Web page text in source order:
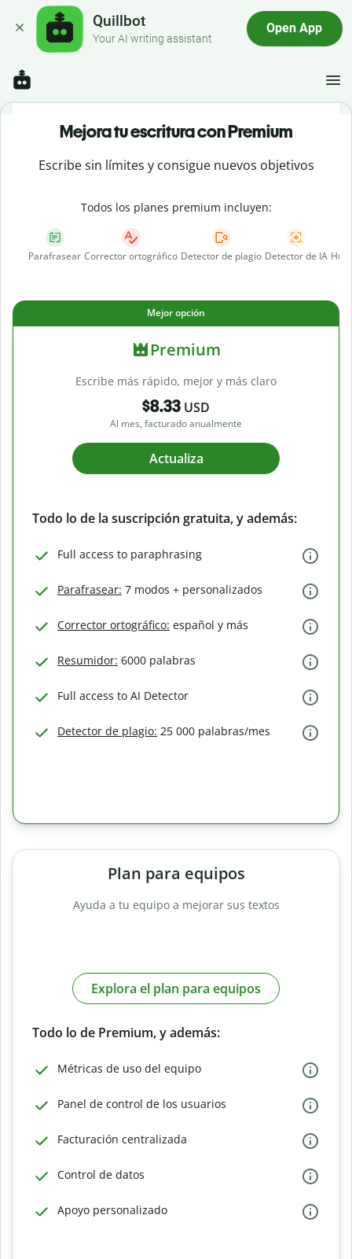
Quillbot
Your AI writing assistant
Open App
Mejora tu escritura con Premium
Escribe sin límites y consigue nuevos objetivos
Todos los planes premium incluyen:
Parafrasear Corrector ortográfico Detector de plagio Detector de IA
Mejor opción
Premium
Escribe más rápido, mejor y más claro
$8.33 USD
Al mes, facturado anualmente
Actualiza
Todo lo de la suscripción gratuita, y además:
Full access to paraphrasing
Parafrasear: 7 modos + personalizados
Corrector ortográfico: español y más
Resumidor: 6000 palabras
Full access to AI Detector
Detector de plagio: 25 000 palabras/mes
Plan para equipos
Ayuda a tu equipo a mejorar sus textos
Explora el plan para equipos
Todo lo de Premium, y además:
Métricas de uso del equipo
Panel de control de los usuarios
Facturación centralizada
Control de datos
Apoyo personalizado